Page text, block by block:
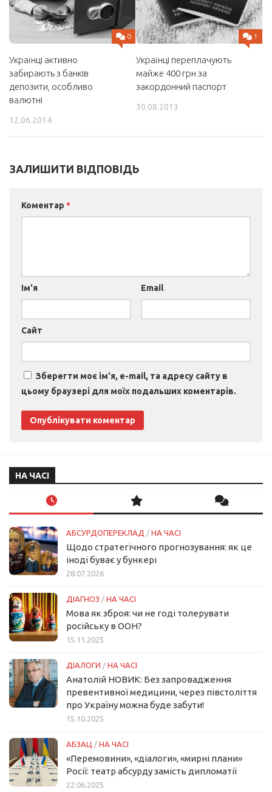
0
Українці активно
забирають з банків
депозити, особливо
валютні
12.06.2014
1
Українці переплачують
майже 400 грн за
закордонний паспорт
30.08.2013
ЗАЛИШИТИ ВІДПОВІДЬ
Коментар *
Ім'я Email
Сайт
Зберегти моє ім'я, e-mail, та адресу сайту в
цьому браузері для моїх подальших коментарів.
НА ЧАСІ
АБСУРДОПЕРЕКЛАД / НА ЧАСІ
Щодо стратегічного прогнозування: як це
іноді буває у бункері
28.07.2026
ДІАГНОЗ / НА ЧАСІ
Мова як зброя: чи не годі толерувати
російську в ООН?
15.11.2025
ДІАЛОГИ / НА ЧАСІ
Анатолій НОВИК: Без запровадження
превентивної медицини, через півстоліття
про Україну можна буде забути!
15.10.2025
АБЗАЦ / НА ЧАСІ
«Перемовини», «діалоги», «мирні плани»
Росії: театр абсурду замість дипломатії
22.06.2025